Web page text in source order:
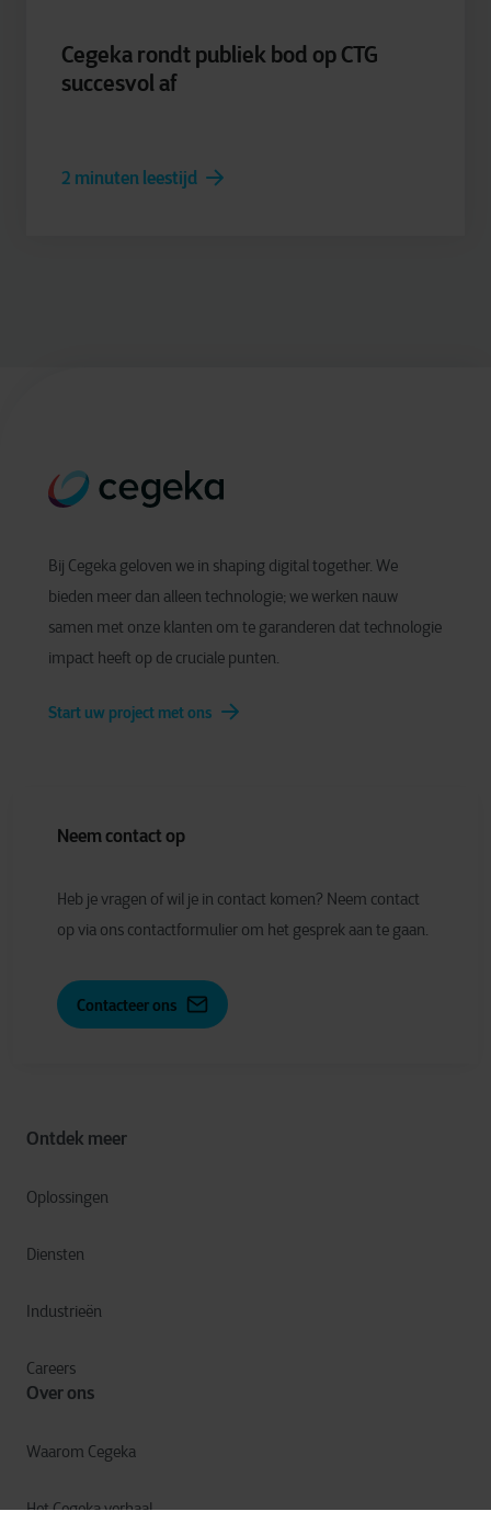
Cegeka rondt publiek bod op CTG
succesvol af
2 minuten leestijd
Bij Cegeka geloven we in shaping digital together. We
bieden meer dan alleen technologie; we werken nauw
samen met onze klanten om te garanderen dat technologie
impact heeft op de cruciale punten.
Start uw project met ons
Ontdek meer
Oplossingen
Diensten
Industrieën
Careers
Over ons
Waarom Cegeka
Het Cegeka verhaal
Neem contact op
Heb je vragen of wil je in contact komen? Neem contact
op via ons contactformulier om het gesprek aan te gaan.
Contacteer ons